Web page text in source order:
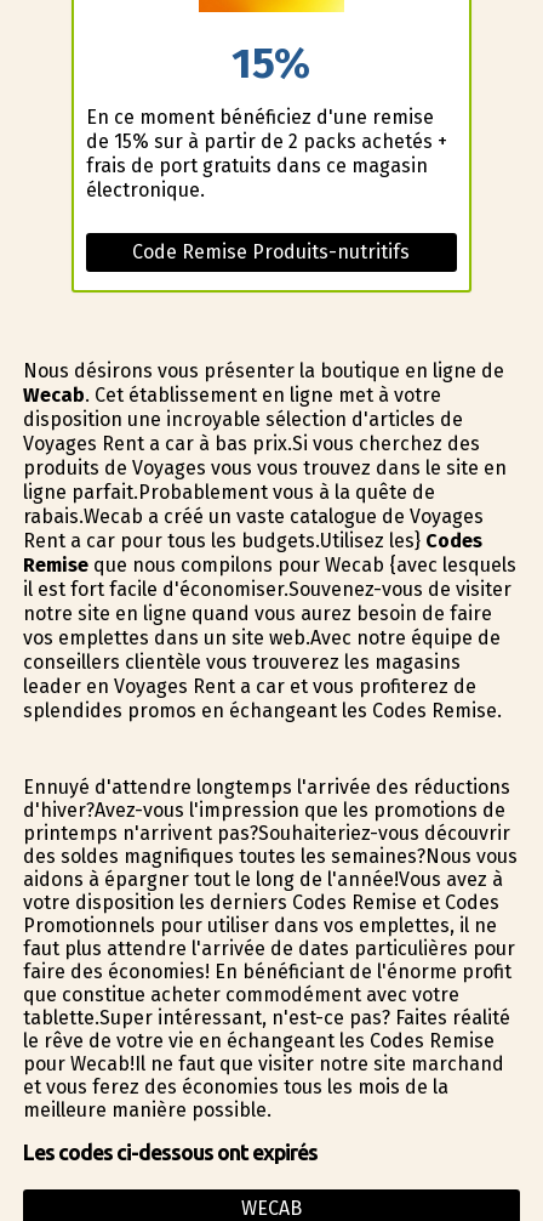
15%
En ce moment bénéficiez d'une remise
de 15% sur à partir de 2 packs achetés +
frais de port gratuits dans ce magasin
électronique.
Code Remise Produits-nutritifs
Nous désirons vous présenter la boutique en ligne de
Wecab. Cet établissement en ligne met à votre
disposition une incroyable sélection d'articles de
Voyages Rent a car à bas prix.Si vous cherchez des
produits de Voyages vous vous trouvez dans le site en
ligne parfait.Probablement vous à la quête de
rabais.Wecab a créé un vaste catalogue de Voyages
Rent a car pour tous les budgets.Utilisez les} Codes
Remiseque nous compilons pour Wecab {avec lesquels
il est fort facile d'économiser.Souvenez-vous de visiter
notre site en ligne quand vous aurez besoin de faire
vos emplettes dans un site web.Avec notre équipe de
conseillers clientèle vous trouverez les magasins
leader en Voyages Rent a car et vous profiterez de
splendides promos en échangeant les Codes Remise.
Ennuyé d'attendre longtemps l'arrivée des réductions
d'hiver?Avez-vous l'impression que les promotions de
printemps n'arrivent pas?Souhaiteriez-vous découvrir
des soldes magnifiques toutes les semaines?Nous vous
aidons à épargner tout le long de l'année!Vous avez à
votre disposition les derniers Codes Remise et Codes
Promotionnels pour utiliser dans vos emplettes, il ne
faut plus attendre l'arrivée de dates particulières pour
faire des économies! En bénéficiant de l'énorme profit
que constitue acheter commodément avec votre
tablette.Super intéressant, n'est-ce pas? Faites réalité
le rêve de votre vie en échangeant les Codes Remise
pour Wecab!Il ne faut que visiter notre site marchand
et vous ferez des économies tous les mois de la
meilleure manière possible.
Les codes ci-dessous ont expirés
WECAB